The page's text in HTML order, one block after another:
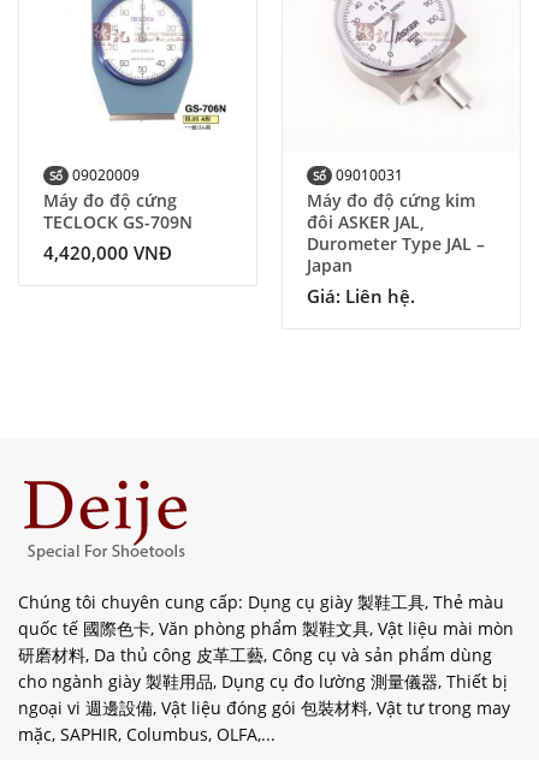
Số 09020009
Máy đo độ cứng
TECLOCK GS-709N
4,420,000 VNĐ
Số 09010031
Máy đo độ cứng kim
đôi ASKER JAL,
Durometer Type JAL –
Japan
Giá: Liên hệ.
Chúng tôi chuyên cung cấp: Dụng cụ giày 製鞋工具, Thẻ màu
quốc tế 國際色卡, Văn phòng phẩm 製鞋文具, Vật liệu mài mòn
研磨材料, Da thủ công 皮革工藝, Công cụ và sản phẩm dùng
cho ngành giày 製鞋用品, Dụng cụ đo lường 測量儀器, Thiết bị
ngoại vi 週邊設備, Vật liệu đóng gói 包裝材料, Vật tư trong may
mặc, SAPHIR, Columbus, OLFA,...